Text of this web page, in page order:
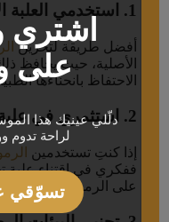
1. استخدمي العلبة الأصلية
أفضل طريقة لتخزين
الأصلية، حيث يحافظ
الاحتفاظ بانحناءها
2. استثمري في علبة تخزين الرموش
إذا كنتِ تستخدمين
ففكري في اقتناء علبة
على الرموش منظمة
على
دلّلي عينيك هذا
لراحة تدوم
تسوّقي